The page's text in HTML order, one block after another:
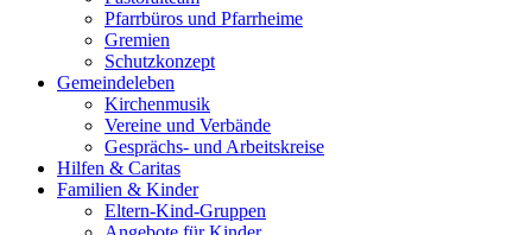
Pfarrbüros und Pfarrheime
Gremien
Schutzkonzept
Gemeinde­leben
Kirchenmusik
Vereine und Verbände
Gesprächs- und Arbeitskreise
Hilfen & Caritas
Familien & Kinder
Eltern-Kind-Gruppen